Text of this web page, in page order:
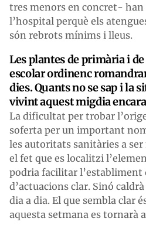
tres menors en concret- han
l’hospital perquè els
són rebrots mínims i lleus.
Les plantes de primària i
escolar ordinenc
dies. Quants no se sap i la
vivint aquest migdia
La dificultat per trobar
soferta per un important
les autoritats sanitàries a
el fet que es localitzi
podria facilitar l’establiment
d’actuacions clar. Sinó
dia a dia. El que sembla clar
aquesta setmana es tornarà